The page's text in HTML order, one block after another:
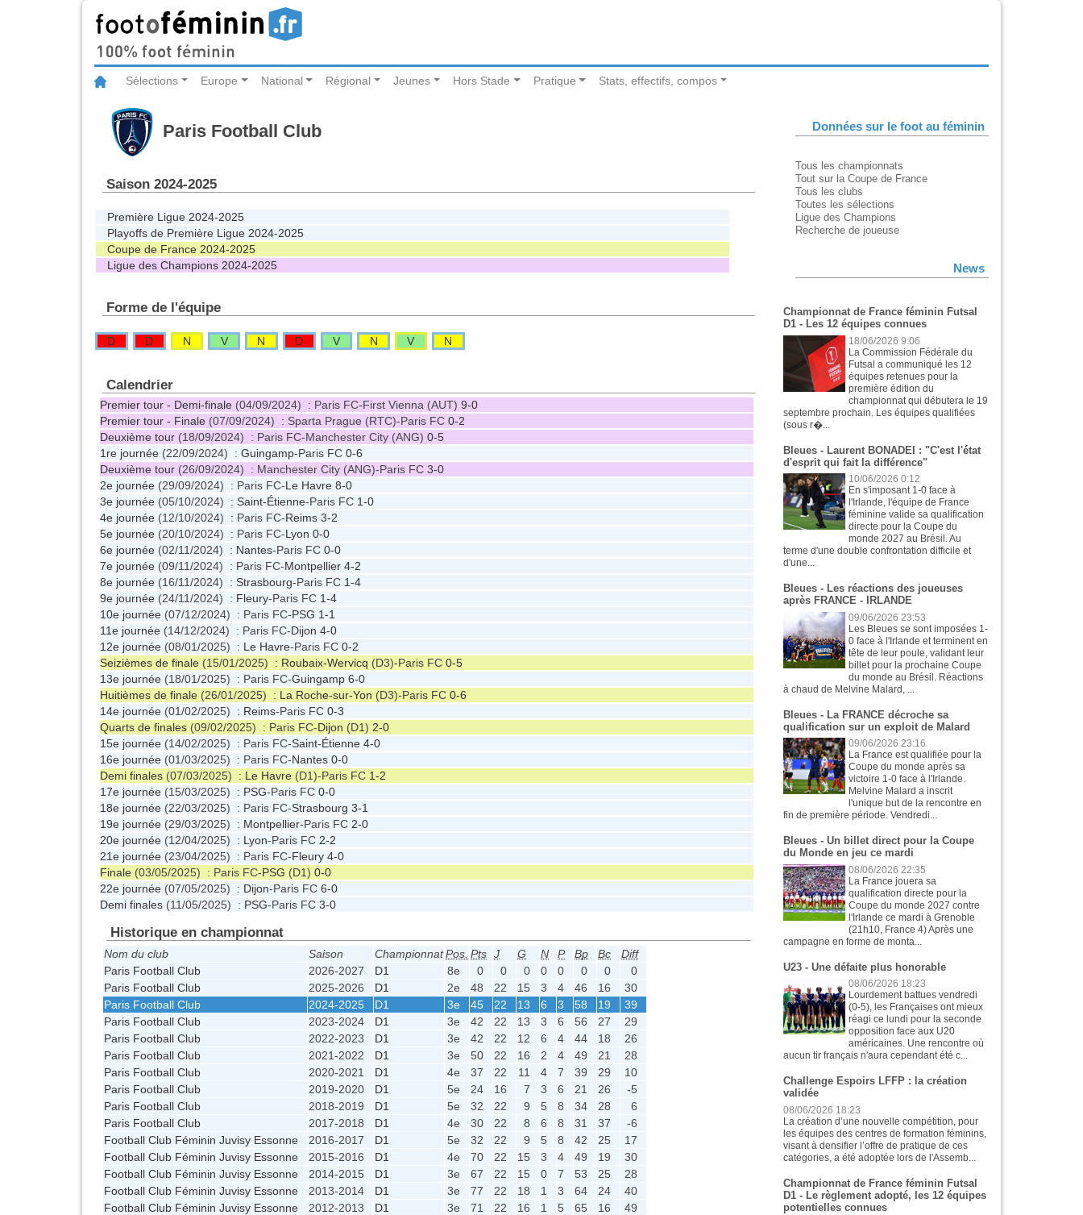
Sélections Europe National Régional Jeunes Hors Stade Pratique Stats, effectifs, compos
Paris Football Club
Saison 2024-2025
Première Ligue 2024-2025
Playoffs de Première Ligue 2024-2025
Coupe de France 2024-2025
Ligue des Champions 2024-2025
Forme de l'équipe
D D N V N D V N V N
Calendrier
Premier tour - Demi-finale (04/09/2024) : Paris FC-First Vienna (AUT) 9-0
Premier tour - Finale (07/09/2024) : Sparta Prague (RTC)-Paris FC 0-2
Deuxième tour (18/09/2024) : Paris FC-Manchester City (ANG) 0-5
1re journée (22/09/2024) : Guingamp-Paris FC 0-6
Deuxième tour (26/09/2024) : Manchester City (ANG)-Paris FC 3-0
2e journée (29/09/2024) : Paris FC-Le Havre 8-0
3e journée (05/10/2024) : Saint-Étienne-Paris FC 1-0
4e journée (12/10/2024) : Paris FC-Reims 3-2
5e journée (20/10/2024) : Paris FC-Lyon 0-0
6e journée (02/11/2024) : Nantes-Paris FC 0-0
7e journée (09/11/2024) : Paris FC-Montpellier 4-2
8e journée (16/11/2024) : Strasbourg-Paris FC 1-4
9e journée (24/11/2024) : Fleury-Paris FC 1-4
10e journée (07/12/2024) : Paris FC-PSG 1-1
11e journée (14/12/2024) : Paris FC-Dijon 4-0
12e journée (08/01/2025) : Le Havre-Paris FC 0-2
Seizièmes de finale (15/01/2025) : Roubaix-Wervicq (D3)-Paris FC 0-5
13e journée (18/01/2025) : Paris FC-Guingamp 6-0
Huitièmes de finale (26/01/2025) : La Roche-sur-Yon (D3)-Paris FC 0-6
14e journée (01/02/2025) : Reims-Paris FC 0-3
Quarts de finales (09/02/2025) : Paris FC-Dijon (D1) 2-0
15e journée (14/02/2025) : Paris FC-Saint-Étienne 4-0
16e journée (01/03/2025) : Paris FC-Nantes 0-0
Demi finales (07/03/2025) : Le Havre (D1)-Paris FC 1-2
17e journée (15/03/2025) : PSG-Paris FC 0-0
18e journée (22/03/2025) : Paris FC-Strasbourg 3-1
19e journée (29/03/2025) : Montpellier-Paris FC 2-0
20e journée (12/04/2025) : Lyon-Paris FC 2-2
21e journée (23/04/2025) : Paris FC-Fleury 4-0
Finale (03/05/2025) : Paris FC-PSG (D1) 0-0
22e journée (07/05/2025) : Dijon-Paris FC 6-0
Demi finales (11/05/2025) : PSG-Paris FC 3-0
Historique en championnat
Nom du club Saison ChampionnatPos. Pts J G N P Bp Bc
Diff
Paris Football Club
2026-2027 D1 8e 0 0 0 0 0 0 0
0
Paris Football Club
2025-2026 D1 2e 48 22 15 3 4 46 16
30
Paris Football Club
2024-2025 D1 3e 45 22 13 6 3 58 19
39
Paris Football Club
2023-2024 D1 3e 42 22 13 3 6 56 27
29
Paris Football Club
2022-2023 D1 3e 42 22 12 6 4 44 18
26
Paris Football Club
2021-2022 D1 3e 50 22 16 2 4 49 21
28
Paris Football Club
2020-2021 D1 4e 37 22 11 4 7 39 29
10
Paris Football Club
2019-2020 D1 5e 24 16 7 3 6 21 26
-5
Paris Football Club
2018-2019 D1 5e 32 22 9 5 8 34 28
6
Paris Football Club
2017-2018 D1 4e 30 22 8 6 8 31 37
-6
Football Club Féminin Juvisy Essonne
2016-2017 D1 5e 32 22 9 5 8 42 25
17
Football Club Féminin Juvisy Essonne
2015-2016 D1 4e 70 22 15 3 4 49 19
30
Football Club Féminin Juvisy Essonne
2014-2015 D1 3e 67 22 15 0 7 53 25
28
Football Club Féminin Juvisy Essonne
2013-2014 D1 3e 77 22 18 1 3 64 24
40
Football Club Féminin Juvisy Essonne
2012-2013 D1 3e 71 22 16 1 5 65 16
49
Données sur le foot au féminin
Tous les championnats
Tout sur la Coupe de France
Tous les clubs
Toutes les sélections
Ligue des Champions
Recherche de joueuse
News
Championnat de France féminin Futsal
D1 - Les 12 équipes connues
18/06/2026 9:06
La Commission Fédérale du
Futsal a communiqué les 12
équipes retenues pour la
première édition du
championnat qui débutera le 19
septembre prochain. Les équipes qualifiées
(sous r�...
Bleues - Laurent BONADEI : "C'est l'état
d'esprit qui fait la différence"
10/06/2026 0:12
En s'imposant 1-0 face à
l'Irlande, l'équipe de France
féminine valide sa qualification
directe pour la Coupe du
monde 2027 au Brésil. Au
terme d'une double confrontation difficile et
d'une...
Bleues - Les réactions des joueuses
après FRANCE - IRLANDE
09/06/2026 23:53
Les Bleues se sont imposées 1-
0 face à l'Irlande et terminent en
tête de leur poule, validant leur
billet pour la prochaine Coupe
du monde au Brésil. Réactions
à chaud de Melvine Malard, ...
Bleues - La FRANCE décroche sa
qualification sur un exploit de Malard
09/06/2026 23:16
La France est qualifiée pour la
Coupe du monde après sa
victoire 1-0 face à l'Irlande.
Melvine Malard a inscrit
l'unique but de la rencontre en
fin de première période. Vendredi...
Bleues - Un billet direct pour la Coupe
du Monde en jeu ce mardi
08/06/2026 22:35
La France jouera sa
qualification directe pour la
Coupe du monde 2027 contre
l'Irlande ce mardi à Grenoble
(21h10, France 4) Après une
campagne en forme de monta...
U23 - Une défaite plus honorable
08/06/2026 18:23
Lourdement battues vendredi
(0-5), les Françaises ont mieux
réagi ce lundi pour la seconde
opposition face aux U20
américaines. Une rencontre où
aucun tir français n'aura cependant été c...
Challenge Espoirs LFFP : la création
validée
08/06/2026 18:23
La création d’une nouvelle compétition, pour
les équipes des centres de formation féminins,
visant à densifier l’offre de pratique de ces
catégories, a été adoptée lors de l'Assemb...
Championnat de France féminin Futsal
D1 - Le règlement adopté, les 12 équipes
potentielles connues